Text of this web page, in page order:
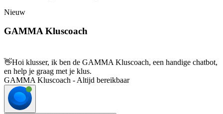
Nieuw
GAMMA Kluscoach
👋Hoi klusser, ik ben de GAMMA Kluscoach, een handige chatbot,
en help je graag met je klus.
GAMMA Kluscoach - Altijd bereikbaar